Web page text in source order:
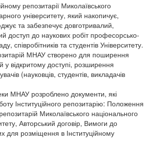
репозитарії Миколаївського
університету, який накопичує,
та забезпечує довготривалий,
доступ до наукових робіт професорсько-
співробітників та студентів Університету.
МНАУ створено для поширення
у відкритому доступі, розширення
(науковців, студентів, викладачів
МНАУ розроблено документи, які
Інституційного репозитарію: Положення
Миколаївського національного
Авторський договір, Вимоги до
для розміщення в Інституційному